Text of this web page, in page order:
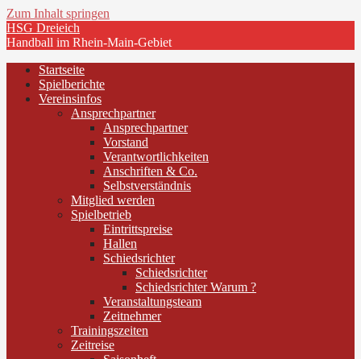
Zum Inhalt springen
HSG Dreieich
Handball im Rhein-Main-Gebiet
Startseite
Spielberichte
Vereinsinfos
Ansprechpartner
Ansprechpartner
Vorstand
Verantwortlichkeiten
Anschriften & Co.
Selbstverständnis
Mitglied werden
Spielbetrieb
Eintrittspreise
Hallen
Schiedsrichter
Schiedsrichter
Schiedsrichter Warum ?
Veranstaltungsteam
Zeitnehmer
Trainingszeiten
Zeitreise